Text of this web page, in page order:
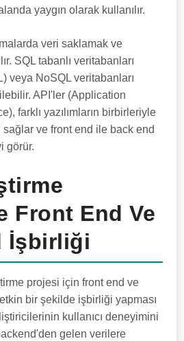
yaygın olarak kullanılır.
veri saklamak ve
SQL tabanlı veritabanları
veya NoSQL veritabanları
API'ler (Application
farklı yazılımların birbirleriyle
ve front end ile back end
görür.
Front End Ve
İşbirliği
projesi için front end ve
bir şekilde işbirliği yapması
kullanıcı deneyimini
gelen verilere